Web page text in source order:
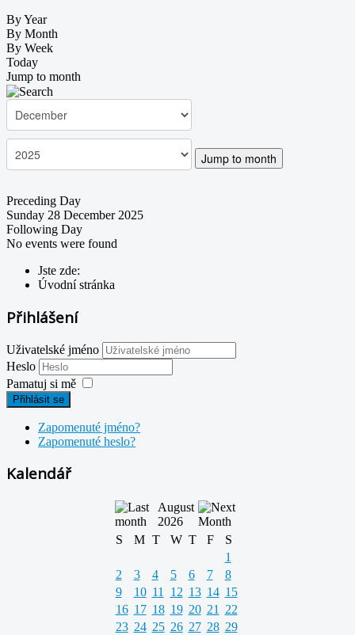
By Year
By Month
By Week
Today
Jump to month
Jump to month
Preceding Day
Sunday 28 December 2025
Following Day
No events were found
Jste zde:
Úvodní stránka
Přihlášení
Uživatelské jméno
Heslo
Pamatuj si mě
Přihlásit se
Zapomenuté jméno?
Zapomenuté heslo?
Kalendář
August
2026
S
M T W T F
S
1
2
3 4 5 6 7
8
9
10 11 12 13 14 15
16 17 18 19 20 21
22
23 24 25 26 27 28 29